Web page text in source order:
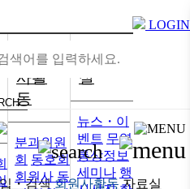
회원
사활
동
분과위원
회 동호회
회원사 동
자료
실
뉴스・이
벤트 무역
통상정보
세미나 행
LOGIN
・검색 회원사활동 자료실